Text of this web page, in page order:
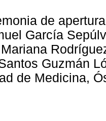
de
García
Guzmán
de Medicina,